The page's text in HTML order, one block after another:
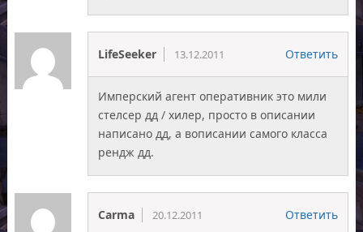
LifeSeeker 13.12.2011 Ответить
Имперский агент оперативник это мили
стелсер дд / хилер, просто в описании
написано дд, а вописании самого класса
рендж дд.
Carma 20.12.2011 Ответить